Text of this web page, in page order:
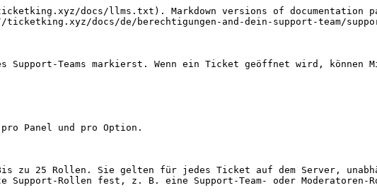
docs/llms.txt). Markdown versions of documentation
docs/de/berechtigungen-and-dein-support-team/
Teams markierst. Wenn ein Ticket geöffnet wird, können
Panel und pro Option.
25 Rollen. Sie gelten für jedes Ticket auf dem Server,
Rollen fest, z. B. eine Support-Team- oder Moderatoren-